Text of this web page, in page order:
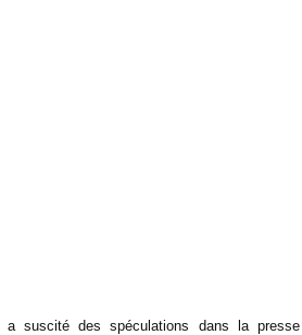
a suscité des spéculations dans la presse